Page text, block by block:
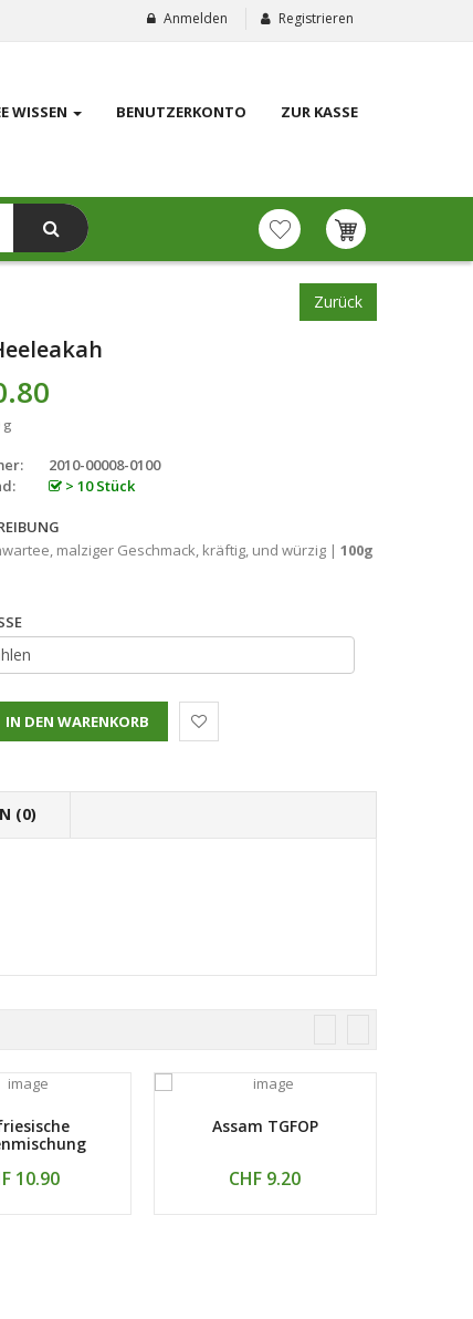
Anmelden Registrieren
WISSEN BENUTZERKONTO ZUR KASSE
Zurück
g
2010-00008-0100
> 10 Stück
malziger Geschmack, kräftig, und würzig | 100g
(0)
10.90
Assam TGFOP
CHF 9.20